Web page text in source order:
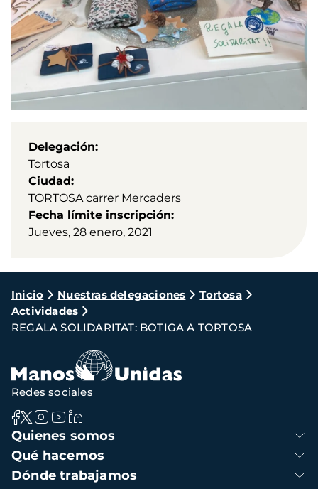
Delegación
Tortosa
Ciudad
TORTOSA carrer Mercaders
Fecha límite inscripción
Jueves, 28 enero, 2021
Ruta
de
navegación
Inicio Nuestras delegaciones
Tortosa
Actividades
REGALA SOLIDARITAT: BOTIGA A TORTOSA
Navegación
principal
Quienes somos
Qué hacemos
Dónde trabajamos
Redes sociales